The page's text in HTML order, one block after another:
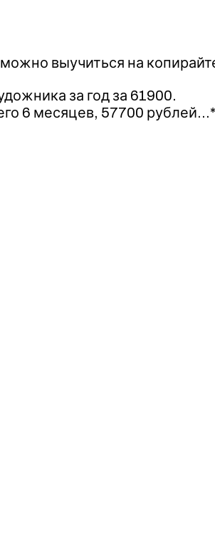
выучиться на
за год за 61900.
6 месяцев, 57700 рублей…*